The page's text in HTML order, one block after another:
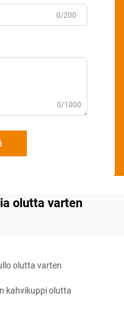
0/200
0/1000
olutta varten
olutta varten
kahvikuppi olutta